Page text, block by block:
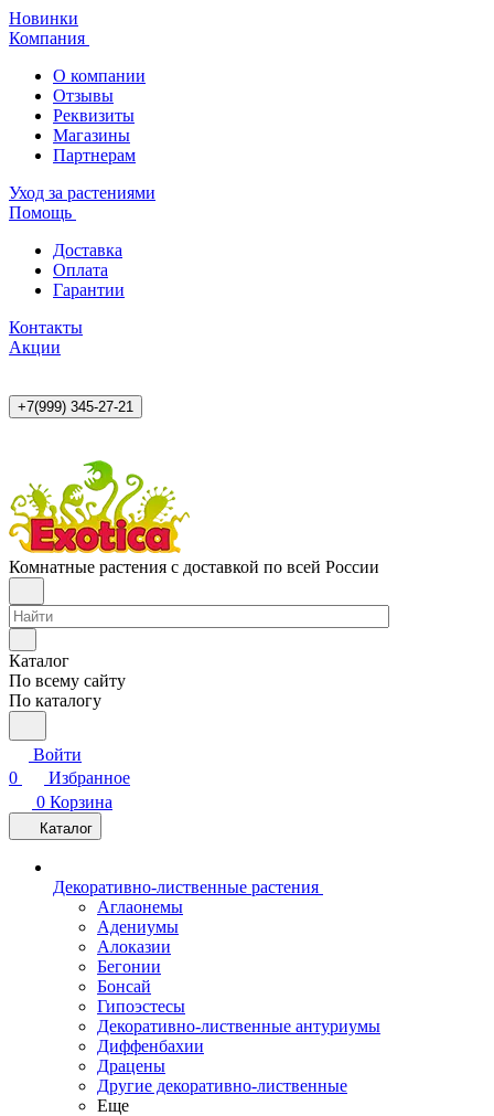
Новинки
Компания
О компании
Отзывы
Реквизиты
Магазины
Партнерам
Уход за растениями
Помощь
Доставка
Оплата
Гарантии
Контакты
Акции
+7(999) 345-27-21
Комнатные растения с доставкой по всей России
Каталог
По всему сайту
По каталогу
Войти
0
Избранное
0 Корзина
Каталог
Декоративно-лиственные растения
Аглаонемы
Адениумы
Алоказии
Бегонии
Бонсай
Гипоэстесы
Декоративно-лиственные антуриумы
Диффенбахии
Драцены
Другие декоративно-лиственные
Еще